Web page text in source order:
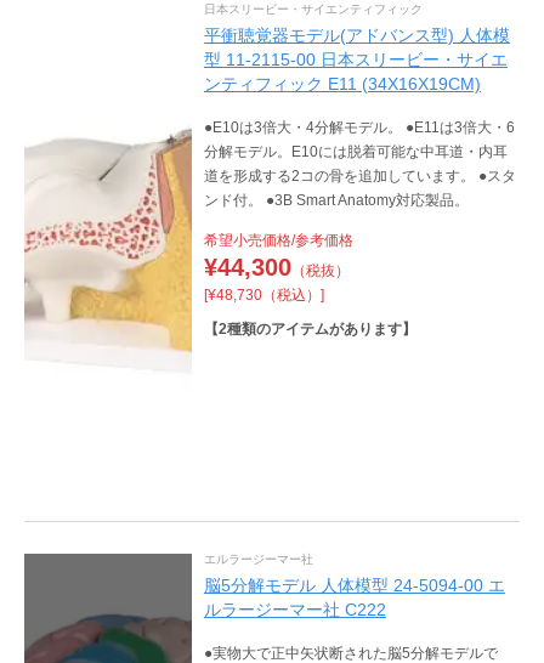
日本スリービー・サイエンティフィック
平衝聴覚器モデル(アドバンス型) 人体模
型 11-2115-00 日本スリービー・サイエ
ンティフィック E11 (34X16X19CM)
●E10は3倍大・4分解モデル。 ●E11は3倍大・6
分解モデル。E10には脱着可能な中耳道・内耳
道を形成する2コの骨を追加しています。 ●スタ
ンド付。 ●3B Smart Anatomy対応製品。
希望小売価格/参考価格
¥44,300（税抜）
[¥48,730（税込）]
【2種類のアイテムがあります】
エルラージーマー社
脳5分解モデル 人体模型 24-5094-00 エ
ルラージーマー社 C222
●実物大で正中矢状断された脳5分解モデルで